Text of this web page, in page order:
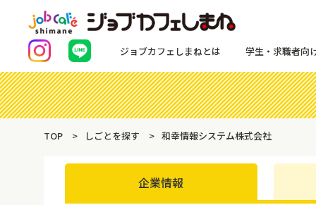
ジョブカフェしまねとは 学生・求職者向
TOP しごとを探す 和幸情報システム株式会社
企業情報